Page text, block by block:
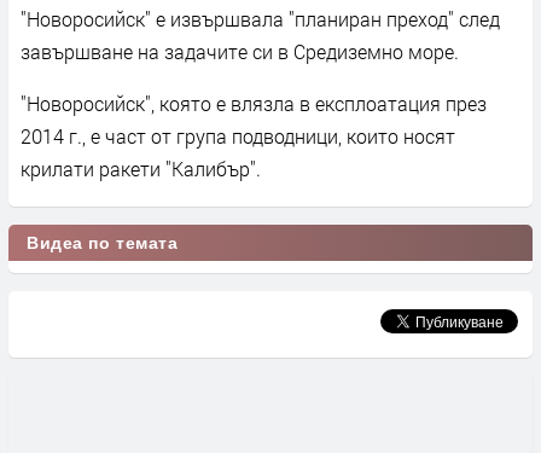
"Новоросийск" е извършвала "планиран преход" след
завършване на задачите си в Средиземно море.
"Новоросийск", която е влязла в експлоатация през
2014 г., е част от група подводници, които носят
крилати ракети "Калибър".
Видеа по темата